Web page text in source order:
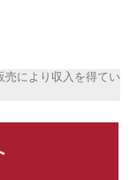
売により収入を得てい